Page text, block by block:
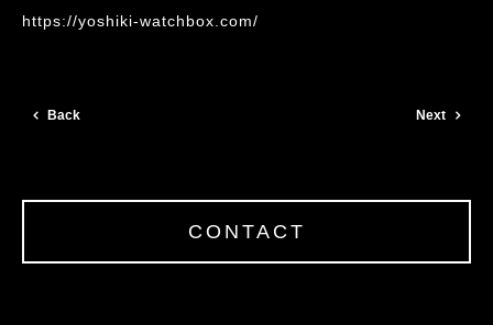
https://yoshiki-watchbox.com/
Back Next
CONTACT